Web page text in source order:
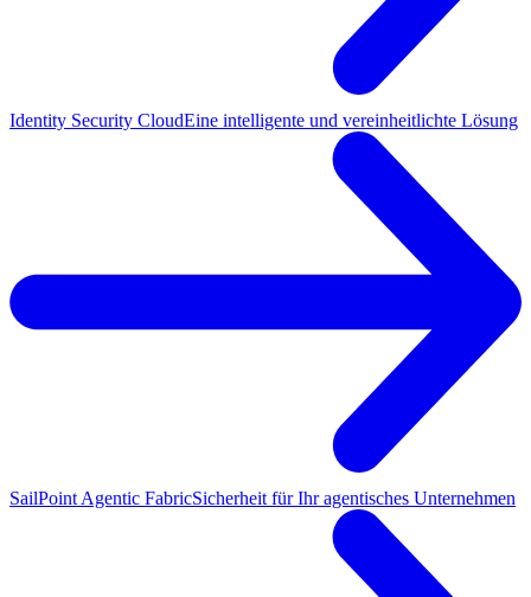
Identity Security CloudEine intelligente und vereinheitlichte Lösung
SailPoint Agentic FabricSicherheit für Ihr agentisches Unternehmen